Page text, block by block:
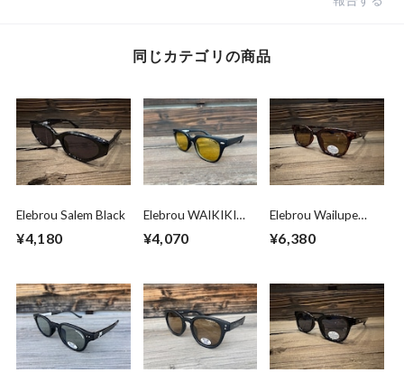
同じカテゴリの商品
Elebrou Salem Black
¥4,180
Elebrou WAIKIKI
¥4,070
Elebrou Wailupe
Polarized（鯖江産偏
¥6,380